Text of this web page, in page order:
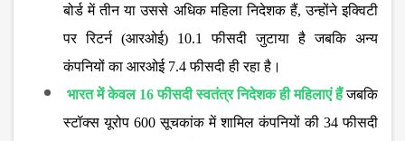
बोर्ड में तीन या उससे अधिक महिला निदेशक हैं, उन्होंने इक्विटी
पर रिटर्न (आरओई) 10.1 फीसदी जुटाया है जबकि अन्य
कंपनियों का आरओई 7.4 फीसदी ही रहा है।
भारत में केवल 16 फीसदी स्वतंत्र निदेशक ही महिलाएं हैंजबकि
स्टॉक्स यूरोप 600 सूचकांक में शामिल कंपनियों की 34 फीसदी